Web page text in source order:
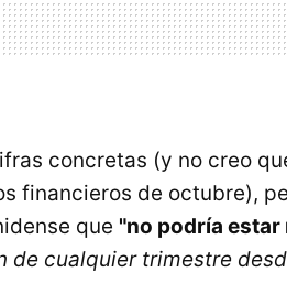
concretas (y no creo
financieros de octubre),
que "no podría
de cualquier trimestre